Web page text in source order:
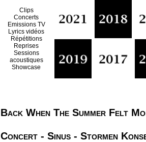
Clips
Concerts
Emissions TV
Lyrics vidéos
Répétitions
Reprises
Sessions
acoustiques
Showcase
Back When The Summer Felt
Concert - Sinus - Stormen